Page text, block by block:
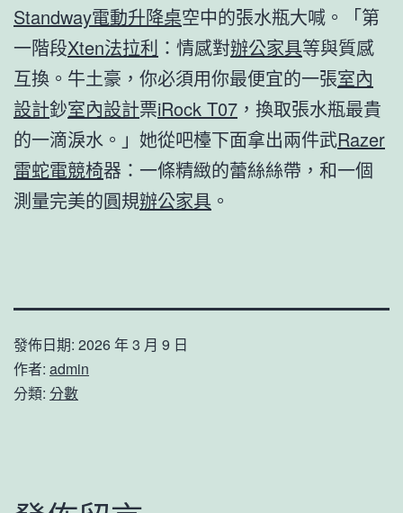
Standway電動升降桌空中的張水瓶大喊。「第
一階段Xten法拉利 ：情感對辦公家具等與質感
互換。牛土豪，你必須用你最便宜的一張室內
設計鈔室內設計票iRock T07 ，換取張水瓶最貴
的一滴淚水。」她從吧檯下面拿出兩件武Razer
雷蛇電競椅器：一條精緻的蕾絲絲帶，和一個
測量完美的圓規辦公家具 。
發佈日期: 2026 年 3 月 9 日
作者: admin
分類: 分數